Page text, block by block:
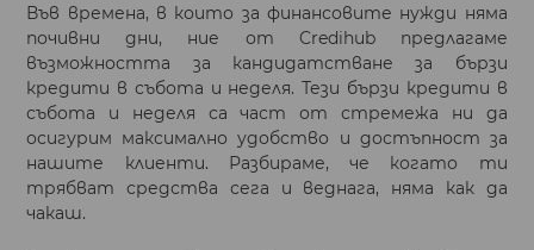
Във времена, в които за финансовите нужди няма
почивни дни, ние от Credihub предлагаме
възможността за кандидатстване за бързи
кредити в събота и неделя. Тези бързи кредити в
събота и неделя са част от стремежа ни да
осигурим максимално удобство и достъпност за
нашите клиенти. Разбираме, че когато ти
трябват средства сега и веднага, няма как да
чакаш.